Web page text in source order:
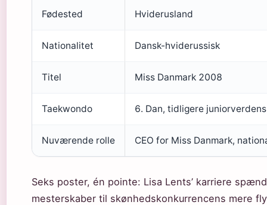
Fødested Hviderusland
Nationalitet Dansk-hviderussisk
Titel Miss Danmark 2008
Taekwondo 6. Dan, tidligere
Nuværende rolle CEO for Miss Danmark,
Seks poster, én pointe: Lisa Lents’ karriere
mesterskaber til skønhedskonkurrencens mere